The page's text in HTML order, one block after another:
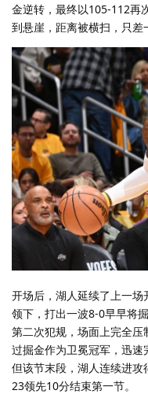
金逆转，最终以105-112再
到悬崖，距离被横扫，只差
开场后，湖人延续了上一
领下，打出一波8-0早早将
第二次犯规，场面上完全
过掘金作为卫冕冠军，迅速
但该节末段，湖人连续进
23领先10分结束第一节。